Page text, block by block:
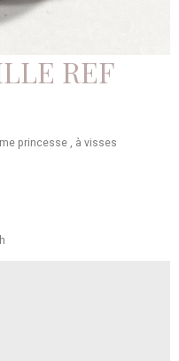
REF
princesse , à visses